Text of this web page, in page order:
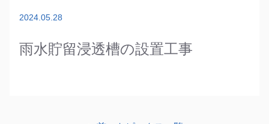
2024.05.28
雨水貯留浸透槽の設置工事